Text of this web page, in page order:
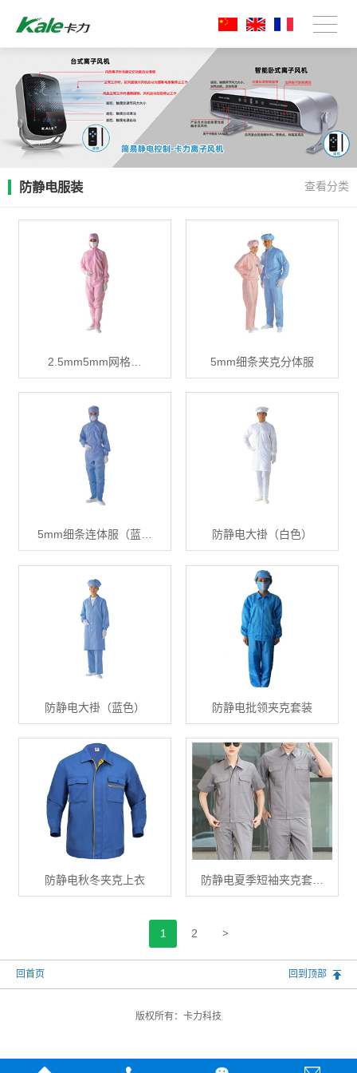
防静电服装 查看分类
2.5mm5mm网格… 5mm细条夹克分体服
5mm细条连体服（蓝… 防静电大褂（白色）
防静电大褂（蓝色） 防静电批领夹克套装
防静电秋冬夹克上衣 防静电夏季短袖夹克套…
1 2 >
回首页 回到顶部
版权所有： 卡力科技